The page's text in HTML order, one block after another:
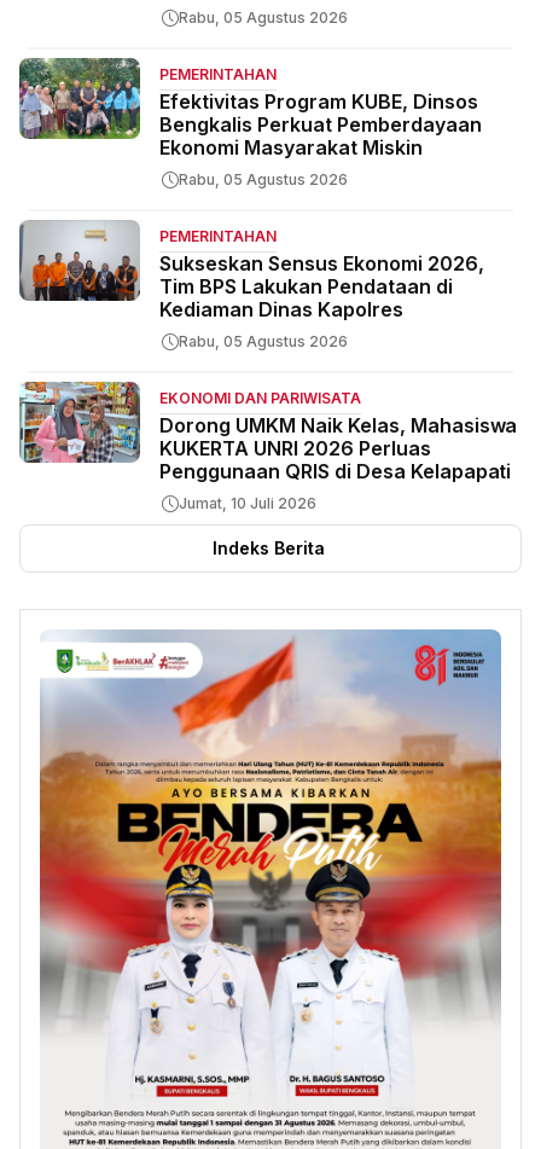
Rabu, 05 Agustus 2026
PEMERINTAHAN
Efektivitas Program KUBE, Dinsos
Bengkalis Perkuat Pemberdayaan
Ekonomi Masyarakat Miskin
Rabu, 05 Agustus 2026
PEMERINTAHAN
Sukseskan Sensus Ekonomi 2026,
Tim BPS Lakukan Pendataan di
Kediaman Dinas Kapolres
Rabu, 05 Agustus 2026
EKONOMI DAN PARIWISATA
Dorong UMKM Naik Kelas, Mahasiswa
KUKERTA UNRI 2026 Perluas
Penggunaan QRIS di Desa Kelapapati
Jumat, 10 Juli 2026
Indeks Berita